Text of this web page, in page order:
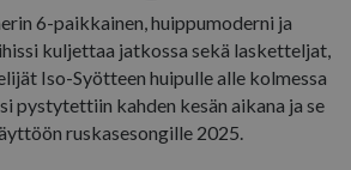
6-paikkainen, huippumoderni ja
kuljettaa jatkossa sekä lasketteljat,
Iso-Syötteen huipulle alle kolmessa
pystytettiin kahden kesän aikana ja se
ruskasesongille 2025.